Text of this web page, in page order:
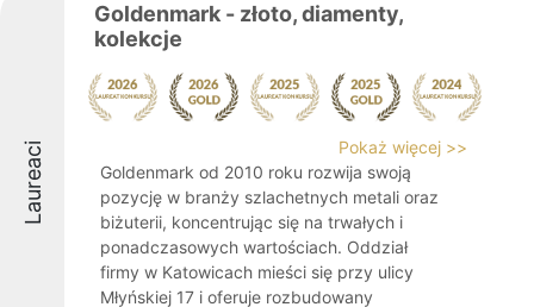
Laureaci
Goldenmark - złoto, diamenty,
kolekcje
Pokaż więcej >>
Goldenmark od 2010 roku rozwija swoją
pozycję w branży szlachetnych metali oraz
biżuterii, koncentrując się na trwałych i
ponadczasowych wartościach. Oddział
firmy w Katowicach mieści się przy ulicy
Młyńskiej 17 i oferuje rozbudowany